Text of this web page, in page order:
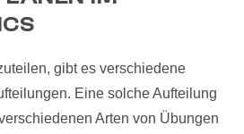
gibt es verschiedene
Eine solche Aufteilung
Arten von Übungen